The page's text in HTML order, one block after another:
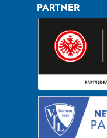
PARTNER